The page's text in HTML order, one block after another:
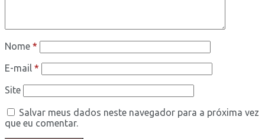
Nome *
E-mail *
Site
Salvar meus dados neste navegador para a próxima vez
que eu comentar.